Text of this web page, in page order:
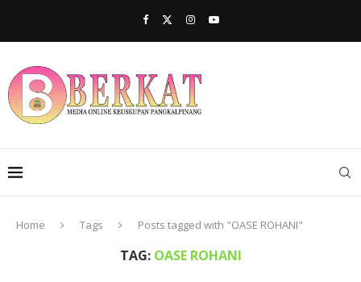
Home Tags Posts tagged with "OASE ROHANI"
TAG: OASE ROHANI